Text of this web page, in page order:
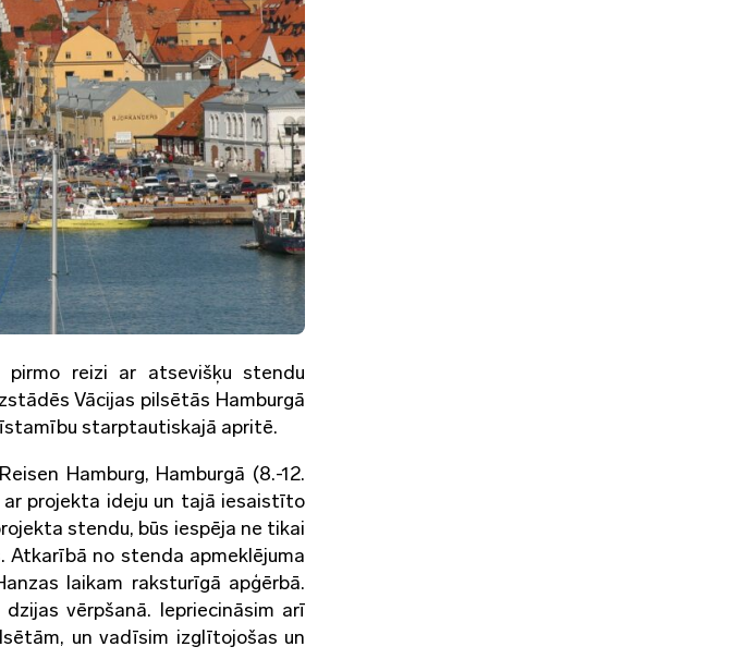
reizi ar atsevišķu stendu
Vācijas pilsētās Hamburgā
starptautiskajā apritē.
Hamburg, Hamburgā (8.-12.
projekta ideju un tajā iesaistīto
stendu, būs iespēja ne tikai
no stenda apmeklējuma
laikam raksturīgā apģērbā.
vērpšanā. Iepriecināsim arī
un vadīsim izglītojošas un